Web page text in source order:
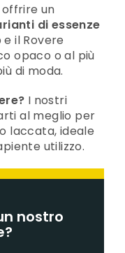
un
di essenze
il Rovere
opaco o al più
di moda.
I nostri
al meglio per
laccata, ideale
utilizzo.
nostro